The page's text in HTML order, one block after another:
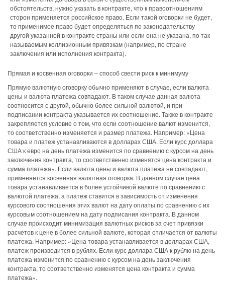
обстоятельств, нужно указать в контракте, что к правоотношениям
сторон применяется российское право. Если такой оговорки не будет,
то применимое право будет определяться по законодательству
другой указанной в контракте страны или если она не указана, по так
называемым коллизионным привязкам (например, по стране
заключения или исполнения контракта).
Прямая и косвенная оговорки – способ свести риск к минимуму
Прямую валютную оговорку обычно применяют в случае, если валюта
цены и валюта платежа совпадают. В таком случае данная валюта
соотносится с другой, обычно более сильной валютой, и при
подписании контракта указывается их соотношение. Также в контракте
закрепляется условие о том, что если соотношение валют изменится,
то соответственно изменяется и размер платежа. Например: «Цена
товара и платеж устанавливаются в долларах США. Если курс доллара
США к евро на день платежа изменится по сравнению с курсом на день
заключения контракта, то соответственно изменятся цена контракта и
сумма платежа». Если валюта цены и валюта платежа не совпадают,
применяется косвенная валютная оговорка. В данном случае цена
товара устанавливается в более устойчивой валюте по сравнению с
валютой платежа, а платеж ставится в зависимость от изменения
курсового соотношения этих валют на дату оплаты по сравнению с их
курсовым соотношением на дату подписания контракта. В данном
случае происходит минимизация валютных рисков за счет привязки
расчетов к цене в более сильной валюте, которая отличается от валюты
платежа. Например: «Цена товара устанавливается в долларах США,
платеж производится в рублях. Если курс доллара США к рублю на день
платежа изменится по сравнению с курсом на день заключения
контракта, то соответственно изменятся цена контракта и сумма
платежа».